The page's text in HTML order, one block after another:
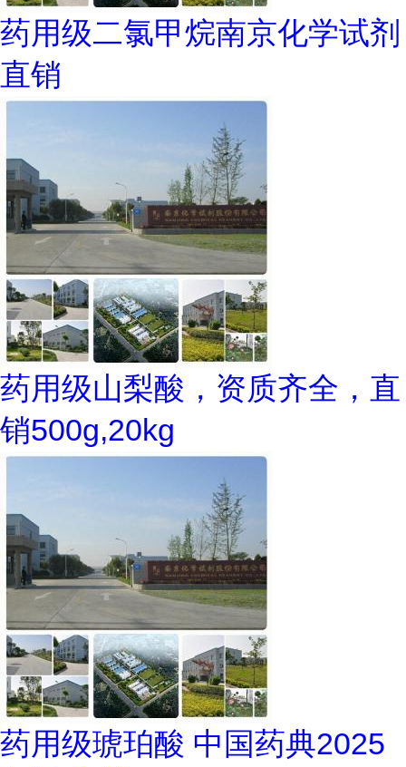
药用级二氯甲烷南京化学试剂
直销
药用级山梨酸，资质齐全，直
销500g,20kg
药用级琥珀酸 中国药典2025